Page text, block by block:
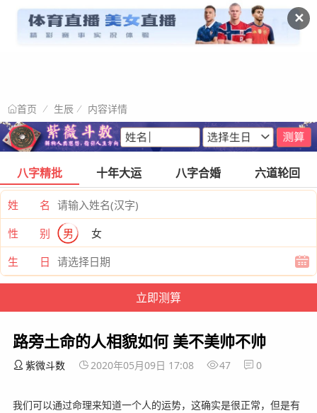
✕
首页 生辰 内容详情
八字精批 十年大运 八字合婚 六道轮回
姓 名
性 别
男
女
生 日
路旁土命的人相貌如何 美不美帅不帅
紫微斗数 2020年05月09日 17:08 47 0
我们可以通过命理来知道一个人的运势，这确实是很正常，但是有